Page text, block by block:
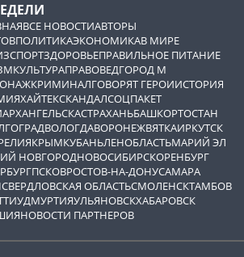
ВСЕ НОВОСТИАВТОРЫ
ПОЛИТИКАЭКОНОМИКАВ МИРЕ
СПОРТЗДОРОВЬЕПРАВИЛЬНОЕ ПИТАНИЕ
КУЛЬТУРАПРАВОВЕДГОРОД М
КРИМИНАЛГОВОРЯТ ГЕРОИИСТОРИЯ
ХАЙТЕКСКАНДАЛСОЦПАКЕТ
АРХАНГЕЛЬСКАСТРАХАНЬБАШКОРТОСТАН
ВОЛОГДАВОРОНЕЖВЯТКАИРКУТСК
КРЫМКУБАНЬЛЕНОБЛАСТЬМАРИЙ ЭЛ
НОВГОРОДНОВОСИБИРСКОРЕНБУРГ
ПСКОВРОСТОВ-НА-ДОНУСАМАРА
СВЕРДЛОВСКАЯ ОБЛАСТЬСМОЛЕНСКТАМБОВ
УДМУРТИЯУЛЬЯНОВСКХАБАРОВСК
НОВОСТИ ПАРТНЕРОВ